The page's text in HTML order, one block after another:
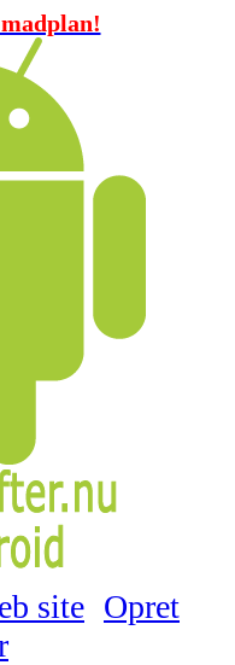
site Opret